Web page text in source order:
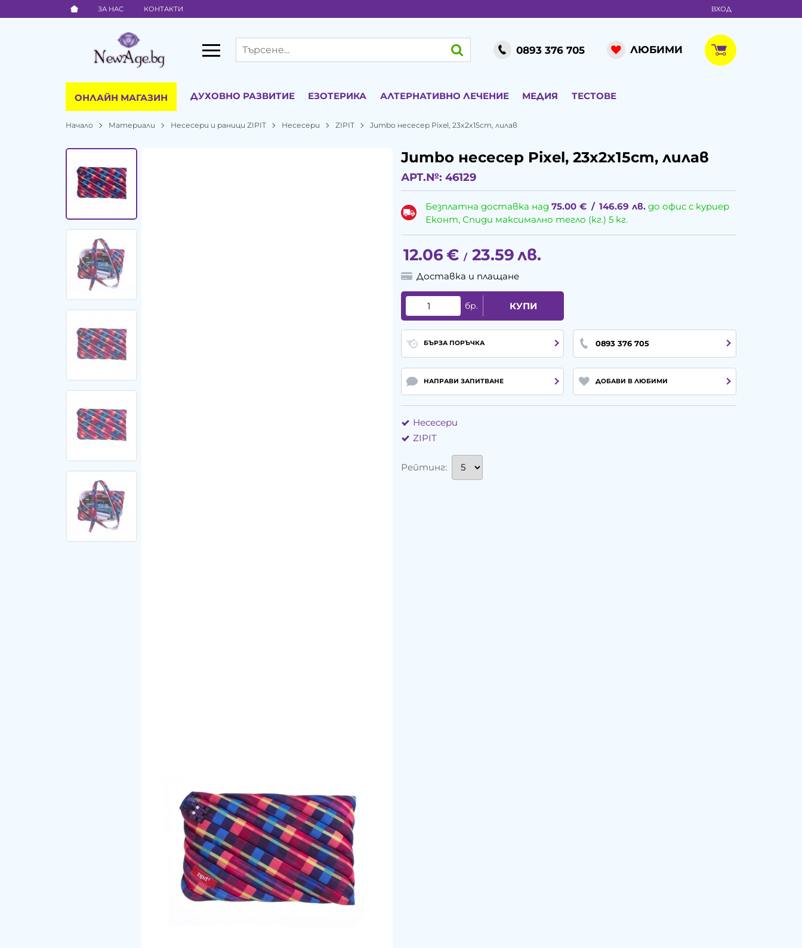
ЗА НАС КОНТАКТИ ВХОД
0893 376 705 ЛЮБИМИ
ОНЛАЙН МАГАЗИН ДУХОВНО РАЗВИТИЕ ЕЗОТЕРИКА АЛТЕРНАТИВНО ЛЕЧЕНИЕ МЕДИЯ ТЕСТОВЕ
Начало Материали Несесери и раници ZIPIT Несесери ZIPIT Jumbo несесер Pixel, 23x2x15cm, лилав
Jumbo несесер Pixel, 23x2x15cm, лилав
АРТ.№: 46129
Безплатна доставка над75.00 € / 146.69 лв. до офис с куриер
Еконт, Спиди максимално тегло (кг.) 5 кг.
12.06€ / 23.59лв.
Доставка и плащане
бр. КУПИ
БЪРЗА ПОРЪЧКА 0893 376 705
НАПРАВИ ЗАПИТВАНЕ ДОБАВИ В ЛЮБИМИ
Несесери
ZIPIT
Рейтинг: